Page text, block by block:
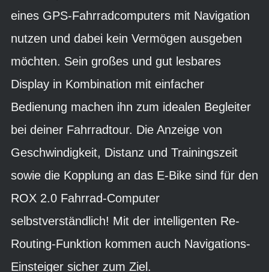
eines GPS-Fahrradcomputers mit Navigation
nutzen und dabei kein Vermögen ausgeben
möchten. Sein großes und gut lesbares
Display in Kombination mit einfacher
Bedienung machen ihn zum idealen Begleiter
bei deiner Fahrradtour. Die Anzeige von
Geschwindigkeit, Distanz und Trainingszeit
sowie die Kopplung an das E-Bike sind für den
ROX 2.0 Fahrrad-Computer
selbstverständlich! Mit der intelligenten Re-
Routing-Funktion kommen auch Navigations-
Einsteiger sicher zum Ziel.